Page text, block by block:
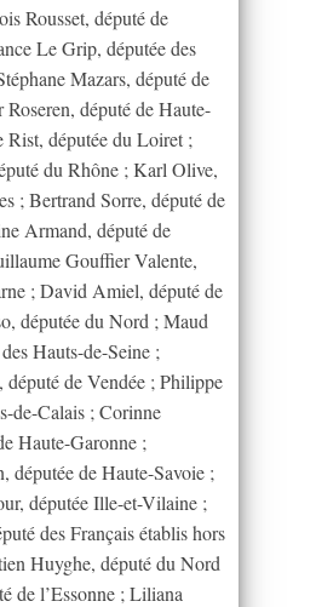
Rousset, député de
Le Grip, députée des
Mazars, député de
député de Haute-
Rist, députée du Loiret ;
du Rhône ; Karl Olive,
; Bertrand Sorre, député de
Armand, député de
Gouffier Valente,
; David Amiel, député de
députée du Nord ; Maud
Hauts-de-Seine ;
député de Vendée ; Philippe
de-Calais ; Corinne
Haute-Garonne ;
députée de Haute-Savoie ;
députée Ille-et-Vilaine ;
des Français établis hors
Huyghe, député du Nord
de l’Essonne ; Liliana